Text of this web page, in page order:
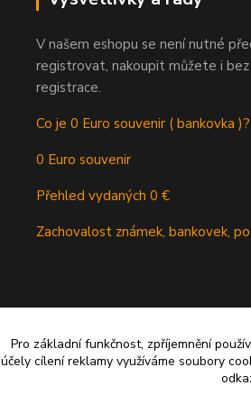
V našem eshopu se není nutné
registrovat, nakoupit můžete i bez
registrace.
Co je 0 Euro souvenir ( bankovka )?
0 Euro souvenir
Přehled vydaných 0 €
Zachovalost známek, bankovek,
Pro základní funkčnost, zpříjemnění
účely cílení reklamy využíváme soubory